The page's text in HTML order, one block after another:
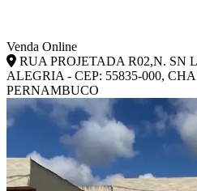
Venda Online
RUA PROJETADA R02,N. SN
ALEGRIA - CEP: 55835-000,
PERNAMBUCO